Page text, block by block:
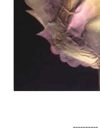
----------